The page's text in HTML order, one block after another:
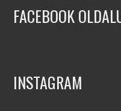
FACEBOOK
INSTAGRAM